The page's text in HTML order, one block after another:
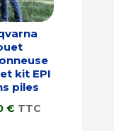
kit EPI
piles
€ TTC